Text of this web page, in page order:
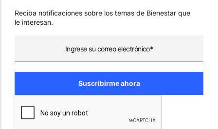
Reciba notificaciones sobre los temas de Bienestar que
le interesan.